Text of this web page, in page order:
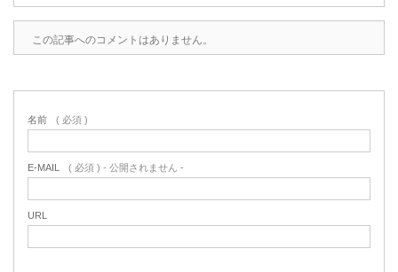
この記事へのコメントはありません。
名前 ( 必須 )
E-MAIL ( 必須 ) - 公開されません -
URL